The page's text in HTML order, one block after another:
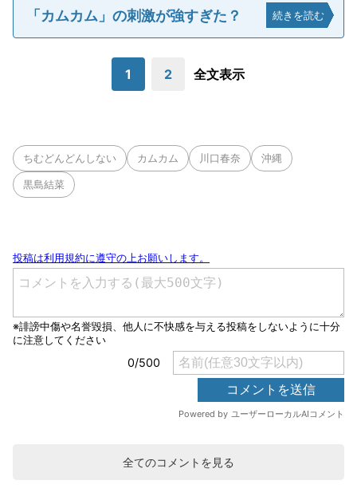
「カムカム」の刺激が強すぎた？ 続きを読む
1 2 全文表示
ちむどんどんしない カムカム 川口春奈 沖縄
黒島結菜
全てのコメントを見る